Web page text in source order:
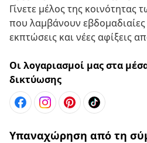
Γίνετε μέλος της κοινότητας
που λαμβάνουν
εκπτώσεις και νέες αφίξεις
Οι λογαριασμοί μας στα
δικτύωσης
Υπαναχώρηση από τη